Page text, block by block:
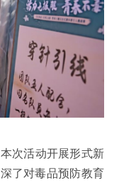
次活动开展形式新
了对毒品预防教育